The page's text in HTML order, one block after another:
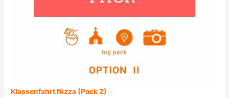
Klassenfahrt Nizza (Pack 2)